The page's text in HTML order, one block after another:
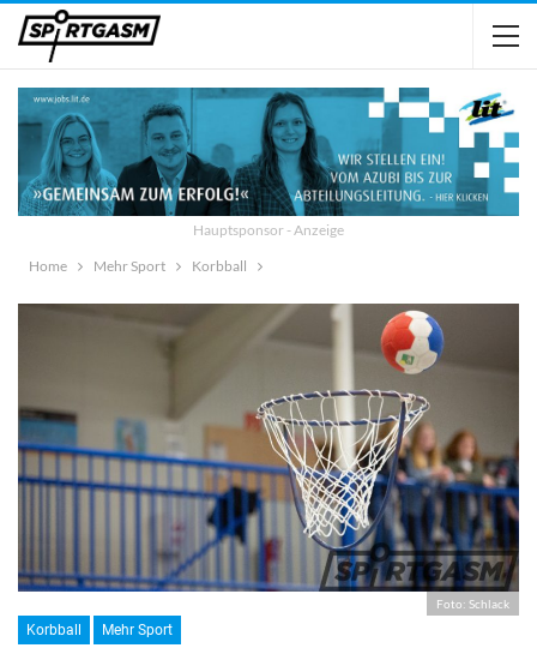
Hauptsponsor - Anzeige
Home
Mehr Sport Korbball
Foto: Schlack
Korbball Mehr Sport